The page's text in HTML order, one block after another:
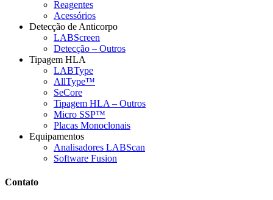
Reagentes
Acessórios
Detecção de Anticorpo
LABScreen
Detecção – Outros
Tipagem HLA
LABType
AllType™
SeCore
Tipagem HLA – Outros
Micro SSP™
Placas Monoclonais
Equipamentos
Analisadores LABScan
Software Fusion
Contato